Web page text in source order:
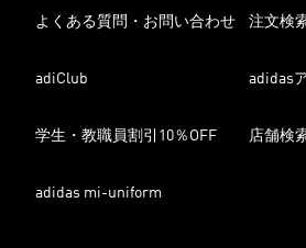
よくある質問・お問い合わせ 注文検
adiClub adidas
学生・教職員割引10％OFF 店舗検
adidas mi-uniform